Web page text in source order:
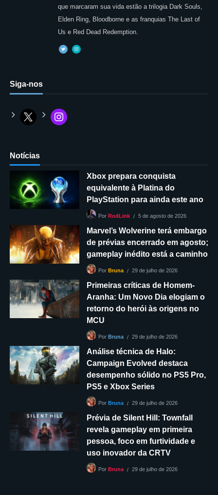
que marcaram sua vida estão a trilogia Dark Souls,
Elden Ring, Bloodborne e as franquias The Last of
Us e Red Dead Redemption.
Siga-nos
Notícias
Xbox prepara conquista
equivalente à Platina do
PlayStation para ainda este ano
Por RodLink 5 de agosto de 2026
Marvel’s Wolverine terá embargo
de prévias encerrado em agosto;
gameplay inédito está a caminho
Por Bruna 29 de julho de 2026
Primeiras críticas de Homem-
Aranha: Um Novo Dia elogiam o
retorno do herói às origens no
MCU
Por Bruna 29 de julho de 2026
Análise técnica de Halo:
Campaign Evolved destaca
desempenho sólido no PS5 Pro,
PS5 e Xbox Series
Por Bruna 29 de julho de 2026
Prévia de Silent Hill: Townfall
revela gameplay em primeira
pessoa, foco em furtividade e
uso inovador da CRTV
Por Bruna 29 de julho de 2026